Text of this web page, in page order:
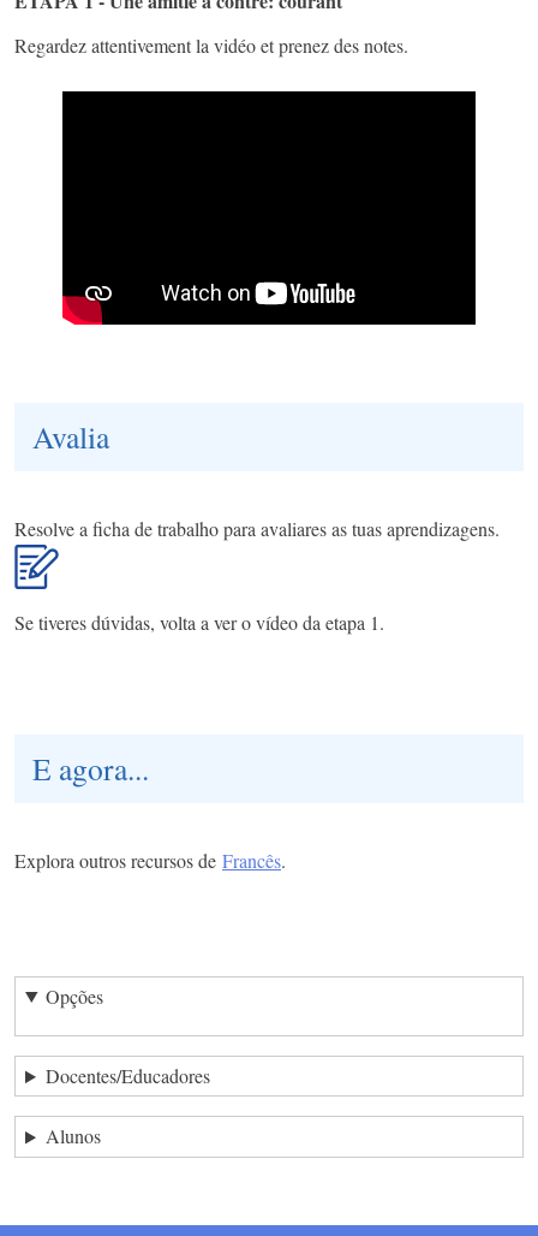
Regardez attentivement la vidéo et prenez des notes.
Avalia
Resolve a ficha de trabalho para avaliares as tuas aprendizagens.
Se tiveres dúvidas, volta a ver o vídeo da etapa 1.
E agora...
Explora outros recursos de Francês.
Opções
Docentes/Educadores
Alunos